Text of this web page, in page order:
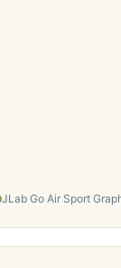
JLab Go Air Sport